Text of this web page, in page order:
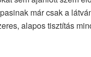
már csak a
alapos tisztítás